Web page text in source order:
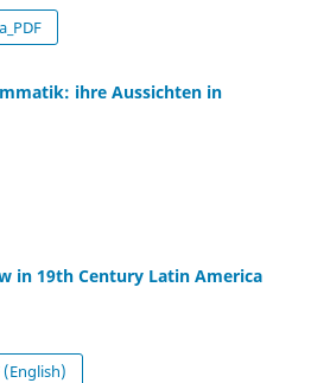
ihre Aussichten in
in 19th Century Latin America
(English)